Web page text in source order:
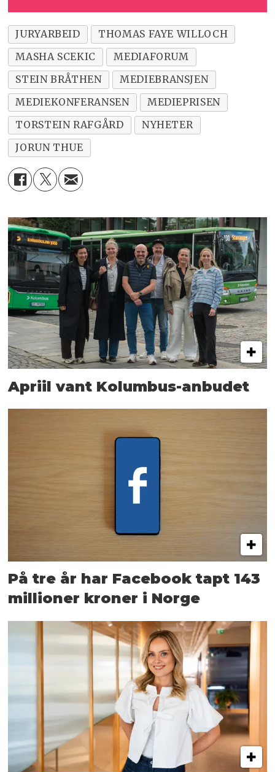
JURYARBEID
THOMAS FAYE WILLOCH
MASHA SCEKIC
MEDIAFORUM
STEIN BRÅTHEN
MEDIEBRANSJEN
MEDIEKONFERANSEN
MEDIEPRISEN
TORSTEIN RAFGÅRD
NYHETER
JORUN THUE
Apriil vant Kolumbus-anbudet
På tre år har Facebook tapt 143
millioner kroner i Norge